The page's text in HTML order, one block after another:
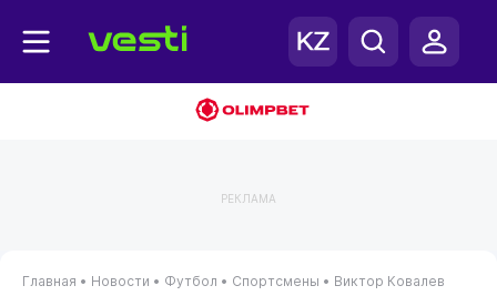
РЕКЛАМА
Главная • Новости • Футбол • Спортсмены • Виктор Ковалев